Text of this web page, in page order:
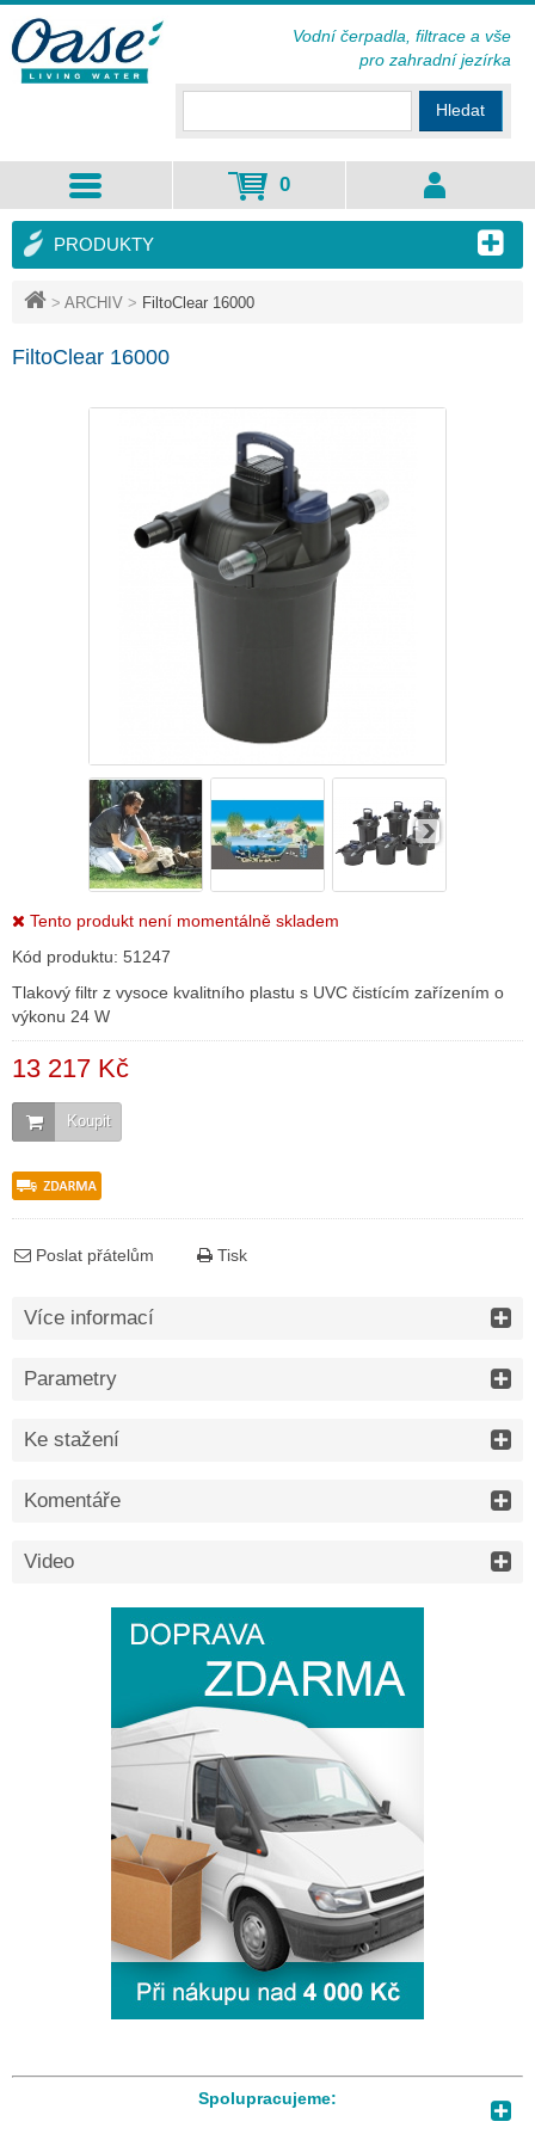
> ARCHIV > FiltoClear 16000
FiltoClear 16000
Tento produkt není momentálně skladem
Kód produktu: 51247
Tlakový filtr z vysoce kvalitního plastu s UVC čistícím zařízením o
výkonu 24 W
13 217 Kč
Koupit
Poslat přátelům Tisk
Více informací
Parametry
Ke stažení
Komentáře
Video
PRODUKTY
Spolupracujeme:
Hledat
0
Vodní čerpadla, filtrace a vše
pro zahradní jezírka